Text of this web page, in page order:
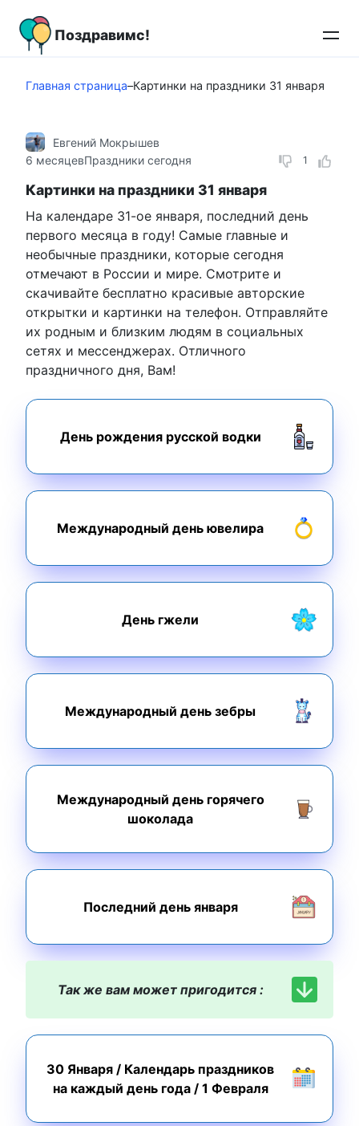
контенту
Поздравимс!
Главная страница–Картинки на праздники 31 января
1
Евгений Мокрышев
6 месяцевПраздники сегодня
Картинки на праздники 31 января
На календаре 31-ое января, последний день
первого месяца в году! Самые главные и
необычные праздники, которые сегодня
отмечают в России и мире. Смотрите и
скачивайте бесплатно красивые авторские
открытки и картинки на телефон. Отправляйте
их родным и близким людям в социальных
сетях и мессенджерах. Отличного
праздничного дня, Вам!
День рождения русской водки
Международный день ювелира
День гжели
Международный день зебры
Международный день горячего
шоколада
Последний день января
Так же вам может пригодится :
30 Января / Календарь праздников
на каждый день года/ 1 Февраля